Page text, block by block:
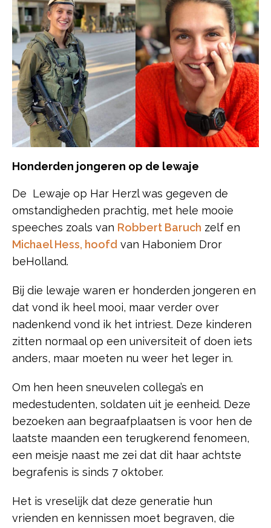
Honderden jongeren op de lewaje
De Lewaje op Har Herzl was gegeven de
omstandigheden prachtig, met hele mooie
speeches zoals van Robbert Baruch zelf en
Michael Hess, hoofd van Haboniem Dror
beHolland.
Bij die lewaje waren er honderden jongeren en
dat vond ik heel mooi, maar verder over
nadenkend vond ik het intriest. Deze kinderen
zitten normaal op een universiteit of doen iets
anders, maar moeten nu weer het leger in.
Om hen heen sneuvelen collega’s en
medestudenten, soldaten uit je eenheid. Deze
bezoeken aan begraafplaatsen is voor hen de
laatste maanden een terugkerend fenomeen,
een meisje naast me zei dat dit haar achtste
begrafenis is sinds 7 oktober.
Het is vreselijk dat deze generatie hun
vrienden en kennissen moet begraven, die